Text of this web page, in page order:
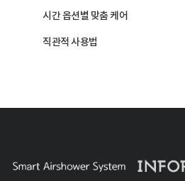
시간 옵션별 맞춤 케어
직관적 사용법